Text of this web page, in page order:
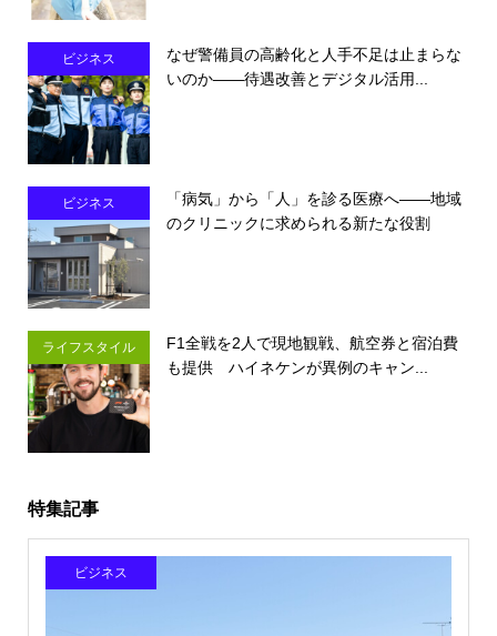
ビジネス
なぜ警備員の高齢化と人手不足は止まらな
いのか――待遇改善とデジタル活用...
ビジネス
「病気」から「人」を診る医療へ――地域
のクリニックに求められる新たな役割
ライフスタイル
F1全戦を2人で現地観戦、航空券と宿泊費
も提供 ハイネケンが異例のキャン...
特集記事
ビジネス